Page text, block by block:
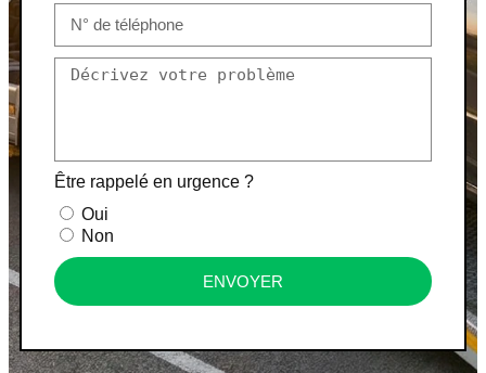
Être rappelé en urgence ?
Oui
Non
ENVOYER